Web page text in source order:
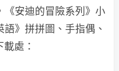
《安迪的冒險系列》小
》拼拼圖、手指偶、
處：